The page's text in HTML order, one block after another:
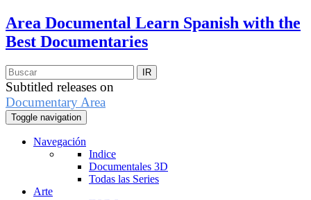
Area Documental Learn Spanish with the
Best Documentaries
Subtitled releases on
Documentary Area
Toggle navigation
Navegación
Indice
Documentales 3D
Todas las Series
Arte